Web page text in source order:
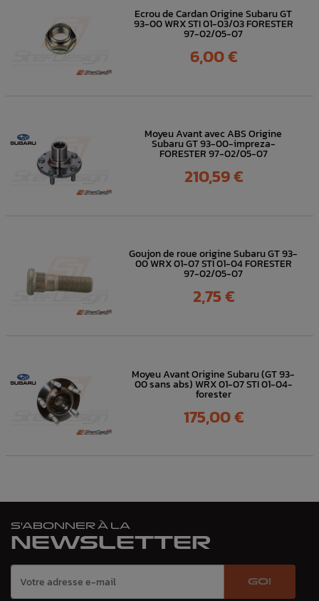
Ecrou de Cardan Origine Subaru GT
93-00 WRX STI 01-03/03 FORESTER
97-02/05-07
Prix
6,00 €
Moyeu Avant avec ABS Origine
Subaru GT 93-00-impreza-
FORESTER 97-02/05-07
Prix
210,59 €
Goujon de roue origine Subaru GT 93-
00 WRX 01-07 STI 01-04 FORESTER
97-02/05-07
Prix
2,75 €
Moyeu Avant Origine Subaru (GT 93-
00 sans abs) WRX 01-07 STI 01-04-
forester
Prix
175,00 €
S'ABONNER À LA
NEWSLETTER
GO!